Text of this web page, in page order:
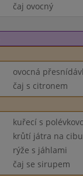
čaj ovocný
ovocná
čaj s citronem
kuřecí s
krůtí játra na
rýže s jáhlami
čaj se sirupem